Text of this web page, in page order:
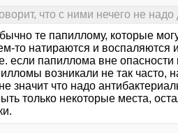
что с ними нечего не надо
те папиллому, которые
то натираются и
если папиллома вне опасности
возникали не так часто,
значит что надо
только некоторые места,